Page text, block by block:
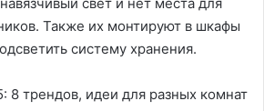
Также их монтируют в шкафы
систему хранения.